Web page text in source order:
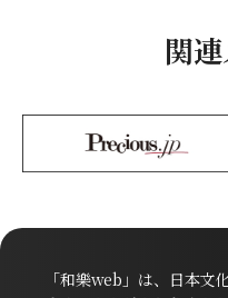
関
「和樂web」は、日本文